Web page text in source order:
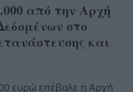
από την Αρχή
στο
και
ευρώ επέβαλε η Αρχή